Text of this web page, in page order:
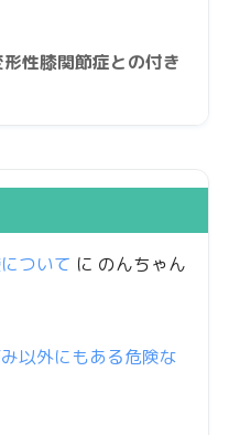
性膝関節症との付き
ついて に のんちゃん
以外にもある危険な